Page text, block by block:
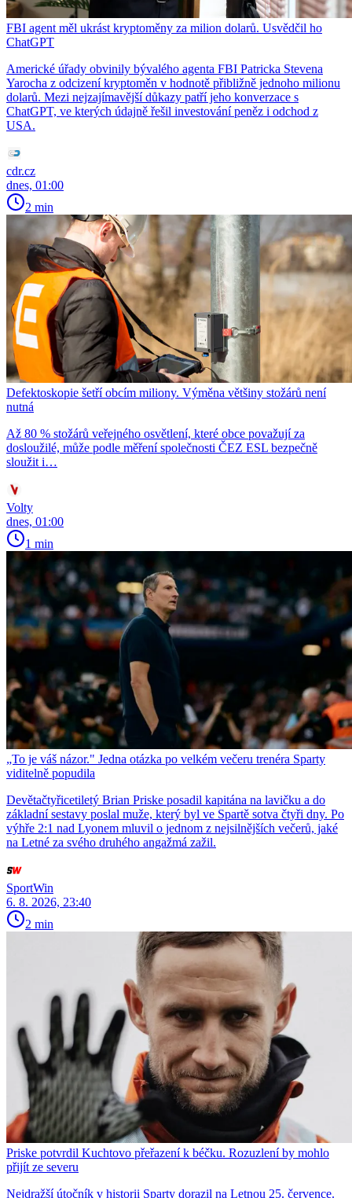
FBI agent měl ukrást kryptoměny za milion dolarů. Usvědčil ho
ChatGPT
Americké úřady obvinily bývalého agenta FBI Patricka Stevena
Yarocha z odcizení kryptoměn v hodnotě přibližně jednoho milionu
dolarů. Mezi nejzajímavější důkazy patří jeho konverzace s
ChatGPT, ve kterých údajně řešil investování peněz i odchod z
USA.
cdr.cz
dnes, 01:00
2 min
Defektoskopie šetří obcím miliony. Výměna většiny stožárů není
nutná
Až 80 % stožárů veřejného osvětlení, které obce považují za
dosloužilé, může podle měření společnosti ČEZ ESL bezpečně
sloužit i…
Volty
dnes, 01:00
1 min
„To je váš názor." Jedna otázka po velkém večeru trenéra Sparty
viditelně popudila
Devětačtyřicetiletý Brian Priske posadil kapitána na lavičku a do
základní sestavy poslal muže, který byl ve Spartě sotva čtyři dny. Po
výhře 2:1 nad Lyonem mluvil o jednom z nejsilnějších večerů, jaké
na Letné za svého druhého angažmá zažil.
SportWin
6. 8. 2026, 23:40
2 min
Priske potvrdil Kuchtovo přeřazení k béčku. Rozuzlení by mohlo
přijít ze severu
Nejdražší útočník v historii Sparty dorazil na Letnou 25. července.